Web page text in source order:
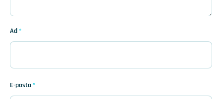
Ad*
E-posta*